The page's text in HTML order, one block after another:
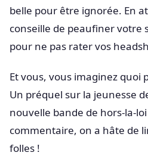
belle pour être ignorée. En
conseille de peaufiner votre
pour ne pas rater vos
Et vous, vous imaginez quoi
Un préquel sur la jeunesse
nouvelle bande de hors-la-
commentaire, on a hâte de
folles !